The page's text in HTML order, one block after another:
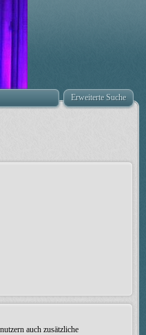
Erweiterte Suche
auch zusätzliche